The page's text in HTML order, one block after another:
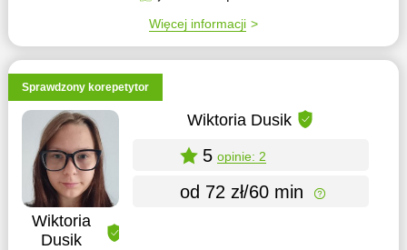
Więcej informacji
Sprawdzony korepetytor
Wiktoria
Dusik
Wiktoria Dusik
5 opinie: 2
od 72 zł/60 min